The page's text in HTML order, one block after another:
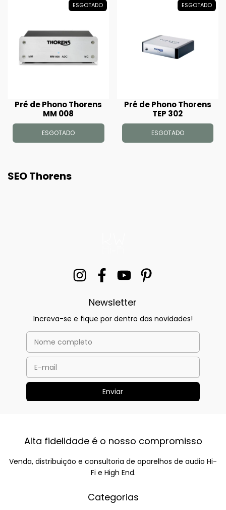
ESGOTADO
Pré de Phono Thorens
MM 008
ESGOTADO
ESGOTADO
Pré de Phono Thorens
TEP 302
ESGOTADO
SEO Thorens
Newsletter
Increva-se e fique por dentro das novidades!
Alta fidelidade é o nosso compromisso
Venda, distribuição e consultoria de aparelhos de audio Hi-
Fi e High End.
Categorias